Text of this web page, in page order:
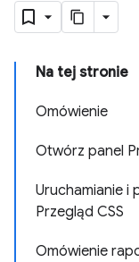
Na tej stronie
Omówienie
Otwórz panel
Uruchamianie i
Przegląd CSS
Omówienie